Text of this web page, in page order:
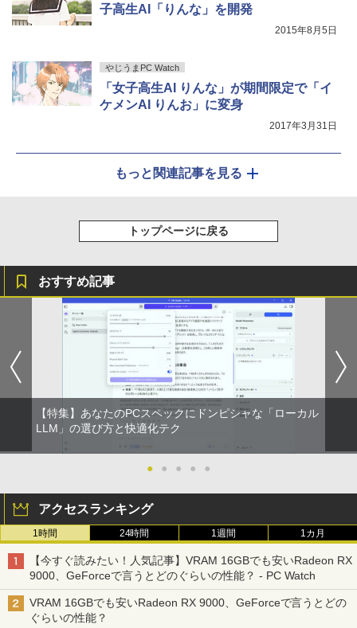
子高生AI「りんな」を開発
2015年8月5日
やじうまPC Watch
「女子高生AI りんな」が期間限定で「イ
ケメンAI りんお」に変身
2017年3月31日
もっと関連記事を見る
トップページに戻る
おすすめ記事
【特集】あなたのPCスペックにドンピシャな「ローカル
LLM」の選び方と快適化テク
● ● ● ● ●
アクセスランキング
1時間 24時間 1週間 1カ月
【今すぐ読みたい！人気記事】VRAM 16GBでも安いRadeon RX
9000、GeForceで言うとどのぐらいの性能？ - PC Watch
VRAM 16GBでも安いRadeon RX 9000、GeForceで言うとどの
ぐらいの性能？